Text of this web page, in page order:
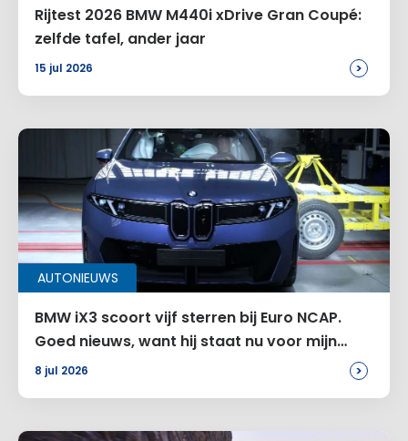
Rijtest 2026 BMW M440i xDrive Gran Coupé:
zelfde tafel, ander jaar
15 jul 2026 >
AUTONIEUWS
BMW iX3 scoort vijf sterren bij Euro NCAP.
Goed nieuws, want hij staat nu voor mijn
deur
8 jul 2026 >